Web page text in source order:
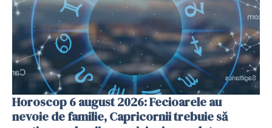
Horoscop 6 august 2026: Fecioarele au
nevoie de familie, Capricornii trebuie să